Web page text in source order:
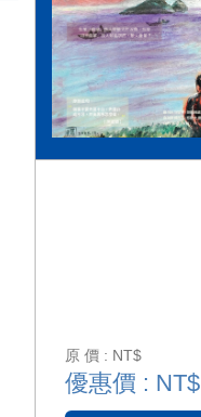
原 價 : NT$
優惠價 : NT$